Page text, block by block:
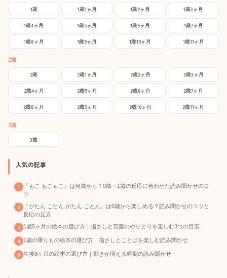
1歳 1歳1ヶ月 1歳2ヶ月 1歳3ヶ月
1歳4ヶ月 1歳5ヶ月 1歳6ヶ月 1歳7ヶ月
1歳8ヶ月 1歳9ヶ月 1歳10ヶ月 1歳11ヶ月
2歳
2歳 2歳1ヶ月 2歳2ヶ月 2歳3ヶ月
2歳4ヶ月 2歳5ヶ月 2歳6ヶ月 2歳7ヶ月
2歳8ヶ月 2歳9ヶ月 2歳10ヶ月 2歳11ヶ月
3歳
3歳
人気の記事
『もこ もこもこ』は何歳から？0歳・1歳の反応に合わせた読み聞かせのコ
ツ
『がたん ごとん がたん ごとん』は0歳から楽しめる？読み聞かせのコツと
反応の見方
1歳5ヶ月の絵本の選び方｜指さしと言葉のやりとりを楽しむ3つの目安
1歳の乗りもの絵本の選び方｜指さしとことばを楽しむ読み聞かせ
生後8ヶ月の絵本の選び方｜動きが増える時期の読み聞かせ